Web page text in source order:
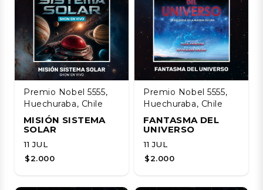
Premio Nobel 5555,
Huechuraba, Chile
MISIÓN SISTEMA
SOLAR
11 JUL
$2.000
Premio Nobel 5555,
Huechuraba, Chile
FANTASMA DEL
UNIVERSO
11 JUL
$2.000